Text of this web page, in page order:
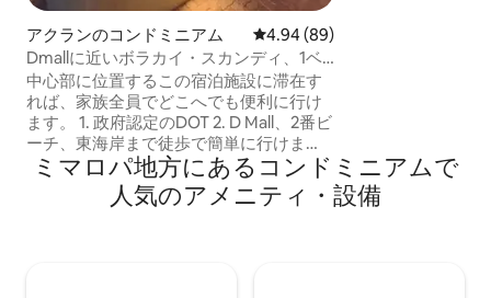
アクランのコンドミニアム レビュー89件、5つ星中4.94つ
4.94 (89)
Dmallに近いボラカイ・スカンディ、1ベ
ッドルーム、116B
中心部に位置するこの宿泊施設に滞在す
れば、家族全員でどこへでも便利に行け
ます。 1. 政府認定のDOT 2. D Mall、2番ビ
ーチ、東海岸まで徒歩で簡単に行けま
す。 D MALLの賑やかな中心部からわず
か250メートル、市内中心部の非常に静か
な住宅地区に位置しています。 マクドナ
サポート 喫煙・ベイピング厳禁 チェック
イン：午後2時、
ミマロパ地方にあるコンドミニアムで
人気のアメニティ・設備